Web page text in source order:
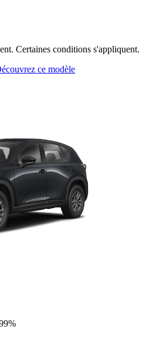
Certaines conditions s'appliquent.
ce modèle